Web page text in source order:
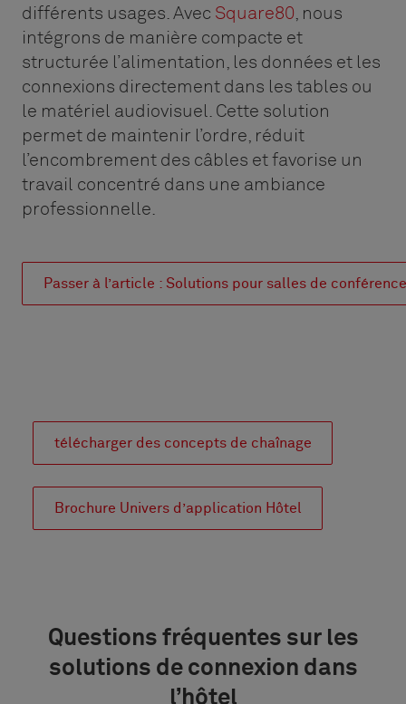
différents usages. Avec Square80, nous
intégrons de manière compacte et
structurée l’alimentation, les données et les
connexions directement dans les tables ou
le matériel audiovisuel. Cette solution
permet de maintenir l’ordre, réduit
l’encombrement des câbles et favorise un
travail concentré dans une ambiance
professionnelle.
Passer à l’article : Solutions pour salles de conférence
télécharger des concepts de chaînage
Brochure Univers d’application Hôtel
Questions fréquentes sur les
solutions de connexion dans
l’hôtel